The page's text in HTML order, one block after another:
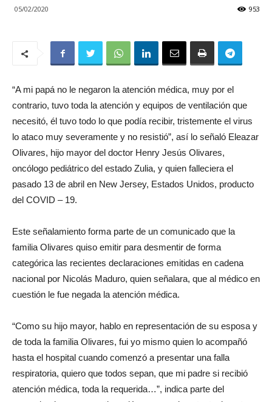
05/02/2020 953
“A mi papá no le negaron la atención médica, muy por el
contrario, tuvo toda la atención y equipos de ventilación que
necesitó, él tuvo todo lo que podía recibir, tristemente el virus
lo ataco muy severamente y no resistió”, así lo señaló Eleazar
Olivares, hijo mayor del doctor Henry Jesús Olivares,
oncólogo pediátrico del estado Zulia, y quien falleciera el
pasado 13 de abril en New Jersey, Estados Unidos, producto
del COVID – 19.
Este señalamiento forma parte de un comunicado que la
familia Olivares quiso emitir para desmentir de forma
categórica las recientes declaraciones emitidas en cadena
nacional por Nicolás Maduro, quien señalara, que al médico en
cuestión le fue negada la atención médica.
“Como su hijo mayor, hablo en representación de su esposa y
de toda la familia Olivares, fui yo mismo quien lo acompañó
hasta el hospital cuando comenzó a presentar una falla
respiratoria, quiero que todos sepan, que mi padre si recibió
atención médica, toda la requerida…”, indica parte del